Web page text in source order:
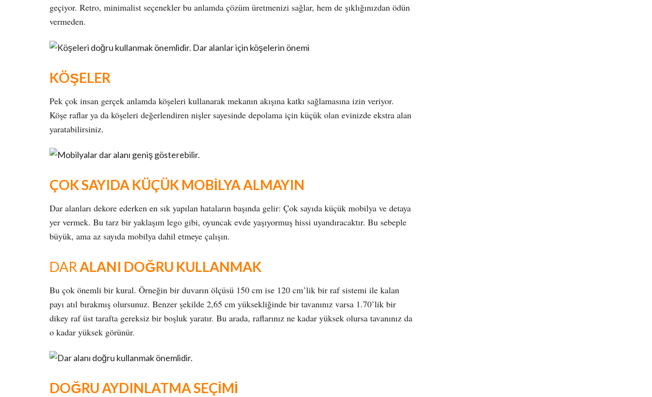
geçiyor. Retro, minimalist seçenekler bu anlamda çözüm üretmenizi sağlar, hem de şıklığınızdan ödün
vermeden.
KÖŞELER
Pek çok insan gerçek anlamda köşeleri kullanarak mekanın akışına katkı sağlamasına izin veriyor.
Köşe raflar ya da köşeleri değerlendiren nişler sayesinde depolama için küçük olan evinizde ekstra alan
yaratabilirsiniz.
ÇOK SAYIDA KÜÇÜK MOBİLYA ALMAYIN
Dar alanları dekore ederken en sık yapılan hataların başında gelir: Çok sayıda küçük mobilya ve detaya
yer vermek. Bu tarz bir yaklaşım lego gibi, oyuncak evde yaşıyormuş hissi uyandıracaktır. Bu sebeple
büyük, ama az sayıda mobilya dahil etmeye çalışın.
DAR ALANI DOĞRU KULLANMAK
Bu çok önemli bir kural. Örneğin bir duvarın ölçüsü 150 cm ise 120 cm’lik bir raf sistemi ile kalan
payı atıl bırakmış olursunuz. Benzer şekilde 2,65 cm yüksekliğinde bir tavanınız varsa 1.70’lik bir
dikey raf üst tarafta gereksiz bir boşluk yaratır. Bu arada, raflarınız ne kadar yüksek olursa tavanınız da
o kadar yüksek görünür.
DOĞRU AYDINLATMA SEÇİMİ